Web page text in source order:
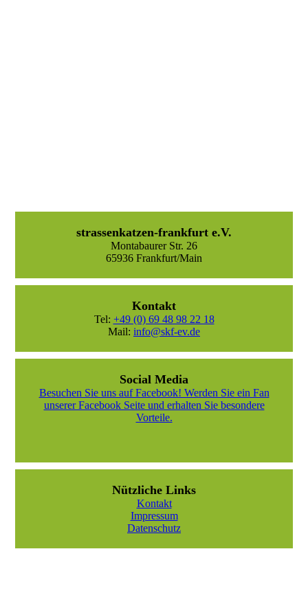
strassenkatzen-frankfurt e.V.
Montabaurer Str. 26
65936 Frankfurt/Main
Kontakt
Tel: +49 (0) 69 48 98 22 18
Mail: info@skf-ev.de
Social Media
Besuchen Sie uns auf Facebook! Werden Sie ein Fan
unserer Facebook Seite und erhalten Sie besondere
Vorteile.
Nützliche Links
Kontakt
Impressum
Datenschutz